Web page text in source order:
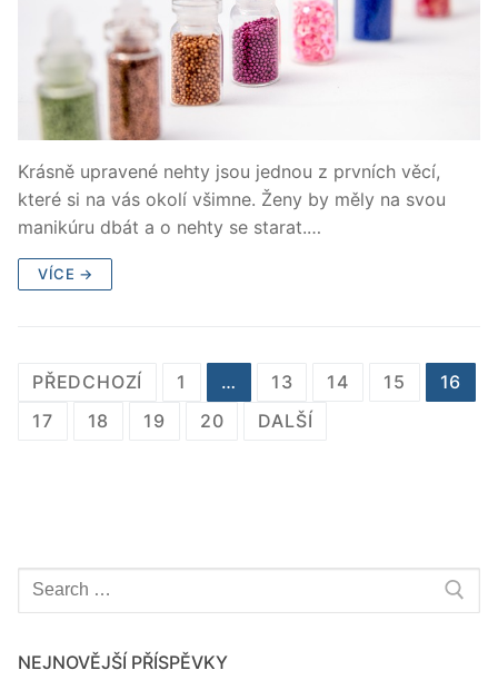
Krásně upravené nehty jsou jednou z prvních věcí,
které si na vás okolí všimne. Ženy by měly na svou
manikúru dbát a o nehty se starat.…
VÍCE →
Stránkování
příspěvků
PŘEDCHOZÍ 1 … 13 14 15
16
17
18 19 20 DALŠÍ
Hledat:
NEJNOVĚJŠÍ PŘÍSPĚVKY